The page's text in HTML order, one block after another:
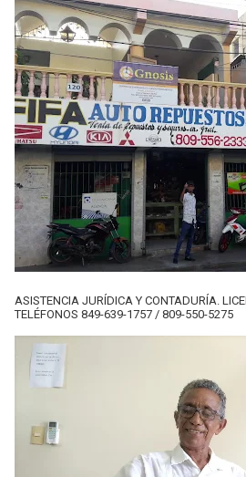
ASISTENCIA JURÍDICA Y CONTADURÍA.
TELÉFONOS 849-639-1757 / 809-550-5275